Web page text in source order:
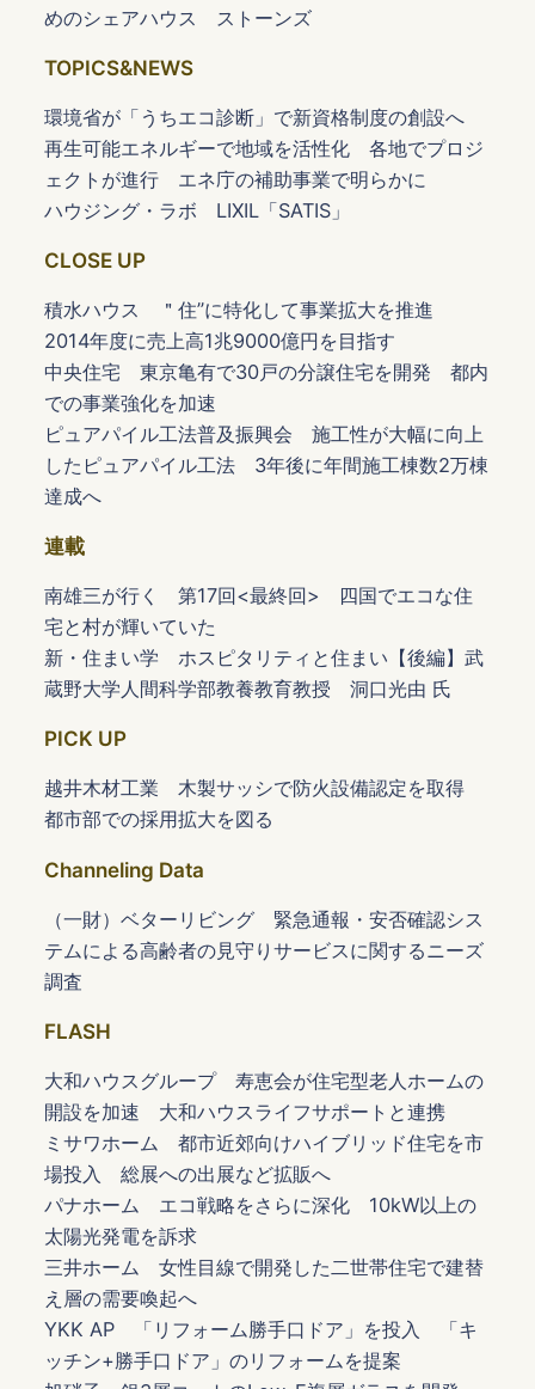
めのシェアハウス ストーンズ
TOPICS&NEWS
環境省が「うちエコ診断」で新資格制度の創設へ
再生可能エネルギーで地域を活性化 各地でプロジ
ェクトが進行 エネ庁の補助事業で明らかに
ハウジング・ラボ LIXIL「SATIS」
CLOSE UP
積水ハウス ＂住”に特化して事業拡大を推進
2014年度に売上高1兆9000億円を目指す
中央住宅 東京亀有で30戸の分譲住宅を開発 都内
での事業強化を加速
ピュアパイル工法普及振興会 施工性が大幅に向上
したピュアパイル工法 3年後に年間施工棟数2万棟
達成へ
連載
南雄三が行く 第17回<最終回> 四国でエコな住
宅と村が輝いていた
新・住まい学 ホスピタリティと住まい【後編】武
蔵野大学人間科学部教養教育教授 洞口光由 氏
PICK UP
越井木材工業 木製サッシで防火設備認定を取得
都市部での採用拡大を図る
Channeling Data
（一財）ベターリビング 緊急通報・安否確認シス
テムによる高齢者の見守りサービスに関するニーズ
調査
FLASH
大和ハウスグループ 寿恵会が住宅型老人ホームの
開設を加速 大和ハウスライフサポートと連携
ミサワホーム 都市近郊向けハイブリッド住宅を市
場投入 総展への出展など拡販へ
パナホーム エコ戦略をさらに深化 10kW以上の
太陽光発電を訴求
三井ホーム 女性目線で開発した二世帯住宅で建替
え層の需要喚起へ
YKK AP 「リフォーム勝手口ドア」を投入 「キ
ッチン+勝手口ドア」のリフォームを提案